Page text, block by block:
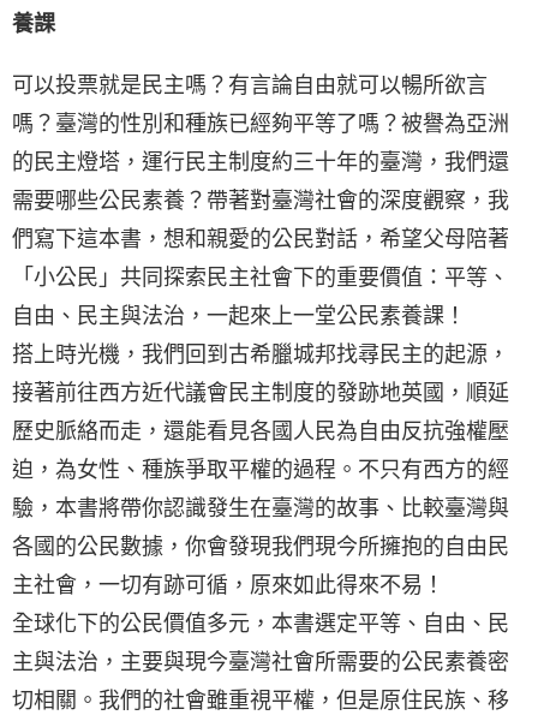
養課
可以投票就是民主嗎？有言論自由就可以暢所欲言
嗎？臺灣的性別和種族已經夠平等了嗎？被譽為亞洲
的民主燈塔，運行民主制度約三十年的臺灣，我們還
需要哪些公民素養？帶著對臺灣社會的深度觀察，我
們寫下這本書，想和親愛的公民對話，希望父母陪著
「小公民」共同探索民主社會下的重要價值：平等、
自由、民主與法治，一起來上一堂公民素養課！
搭上時光機，我們回到古希臘城邦找尋民主的起源，
接著前往西方近代議會民主制度的發跡地英國，順延
歷史脈絡而走，還能看見各國人民為自由反抗強權壓
迫，為女性、種族爭取平權的過程。不只有西方的經
驗，本書將帶你認識發生在臺灣的故事、比較臺灣與
各國的公民數據，你會發現我們現今所擁抱的自由民
主社會，一切有跡可循，原來如此得來不易！
全球化下的公民價值多元，本書選定平等、自由、民
主與法治，主要與現今臺灣社會所需要的公民素養密
切相關。我們的社會雖重視平權，但是原住民族、移